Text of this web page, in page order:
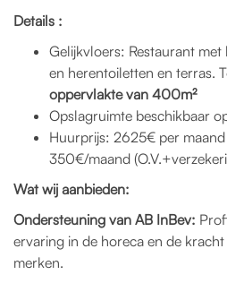
Details :
Gelijkvloers: Restaurant
en herentoiletten en terras.
oppervlakte van 400m²
Opslagruimte beschikbaar
Huurprijs: 2625€ per
350€/maand
Wat wij aanbieden:
Ondersteuning van AB InBev:
ervaring in de horeca en de
merken.